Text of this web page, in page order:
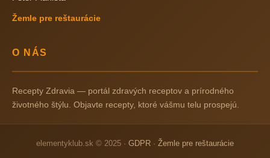
Žemle pre reštaurácie
O NÁS
Recepty Zdravia — portál zdravých receptov a prírodného
životného štýlu. Objavte recepty, ktoré vášmu telu prospejú.
elementyklub.sk © 2025 · GDPR · Žemle pre reštaurácie